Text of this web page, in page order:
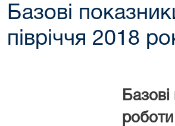
Базові
півріччя 2018
роботи